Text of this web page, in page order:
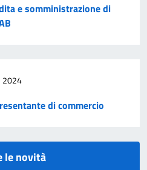
e somministrazione di
2024
di commercio
le novità